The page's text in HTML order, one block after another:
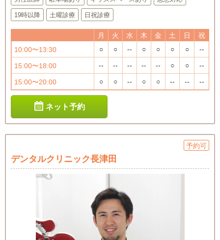
19時以降 土曜診療 日祝診療
月 火 水 木 金 土 日
祝
10:00〜13:30
○ ○ -- ○ ○ ○ ○ --
15:00〜18:00 -- -- -- -- -- ○ ○ --
15:00〜20:00 ○ ○ -- ○ ○ -- -- --
ネット予約
予約可
デンタルクリニック長津田